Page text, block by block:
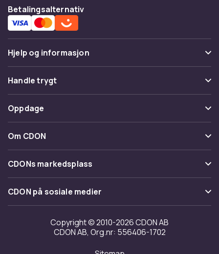
Betalingsalternativ
Hjelp og informasjon
Vanlige spørsmål
Spor pakke
Angre & returner her
Kontakt oss
Handle trygt
Betaling
Levering
Tilbakekallinger
Oppdage
Kategorier
Varemerker
Om CDON
Om oss
Kundeanmeldelser
Jobbe på CDON
Investor relations
Tilgjengelighet
CDONs markedsplass
Merchant Help Center
CDON på sosiale medier
Copyright © 2010-2026 CDON AB
CDON AB, Org.nr: 556406-1702